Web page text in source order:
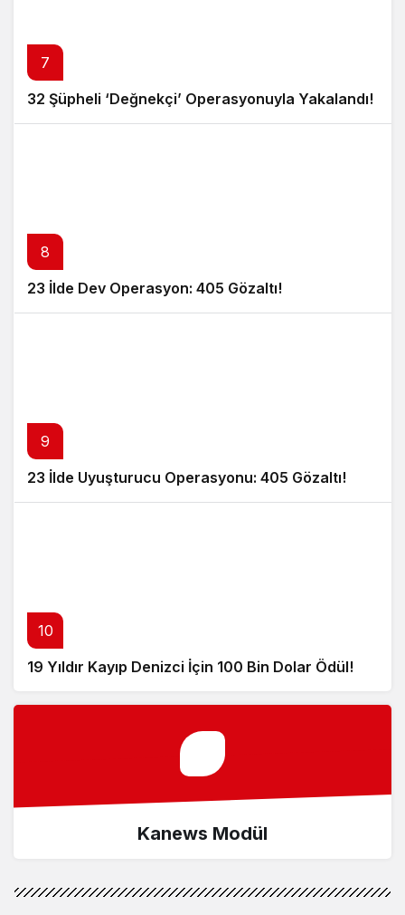
7
32 Şüpheli ‘Değnekçi’ Operasyonuyla Yakalandı!
8
23 İlde Dev Operasyon: 405 Gözaltı!
9
23 İlde Uyuşturucu Operasyonu: 405 Gözaltı!
10
19 Yıldır Kayıp Denizci İçin 100 Bin Dolar Ödül!
Kanews Modül